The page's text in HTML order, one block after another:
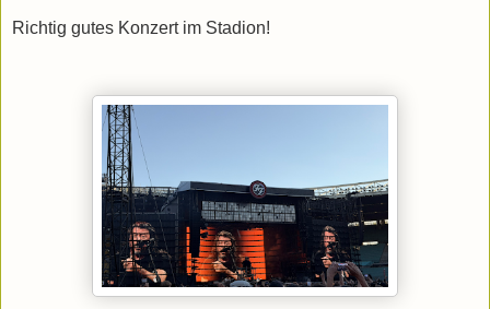
Richtig gutes Konzert im Stadion!